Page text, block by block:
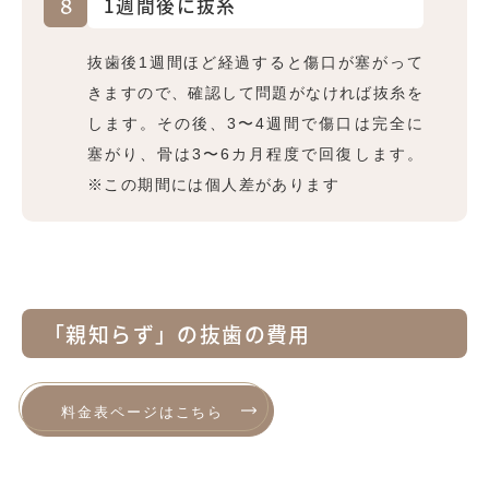
1週間後に抜糸
抜歯後1週間ほど経過すると傷口が塞がって
きますので、確認して問題がなければ抜糸を
します。その後、3〜4週間で傷口は完全に
塞がり、骨は3〜6カ月程度で回復します。
※この期間には個人差があります
「親知らず」の抜歯の費用
料金表ページはこちら